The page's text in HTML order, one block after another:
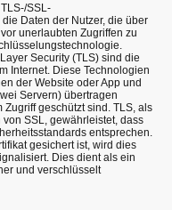
SSL-
Daten der Nutzer, die über
unerlaubten Zugriffen zu
Security (TLS) sind die
Internet. Diese Technologien
der Website oder App und
Servern) übertragen
geschützt sind. TLS, als
SSL, gewährleistet, dass
entsprechen.
gesichert ist, wird dies
Dies dient als ein
und verschlüsselt